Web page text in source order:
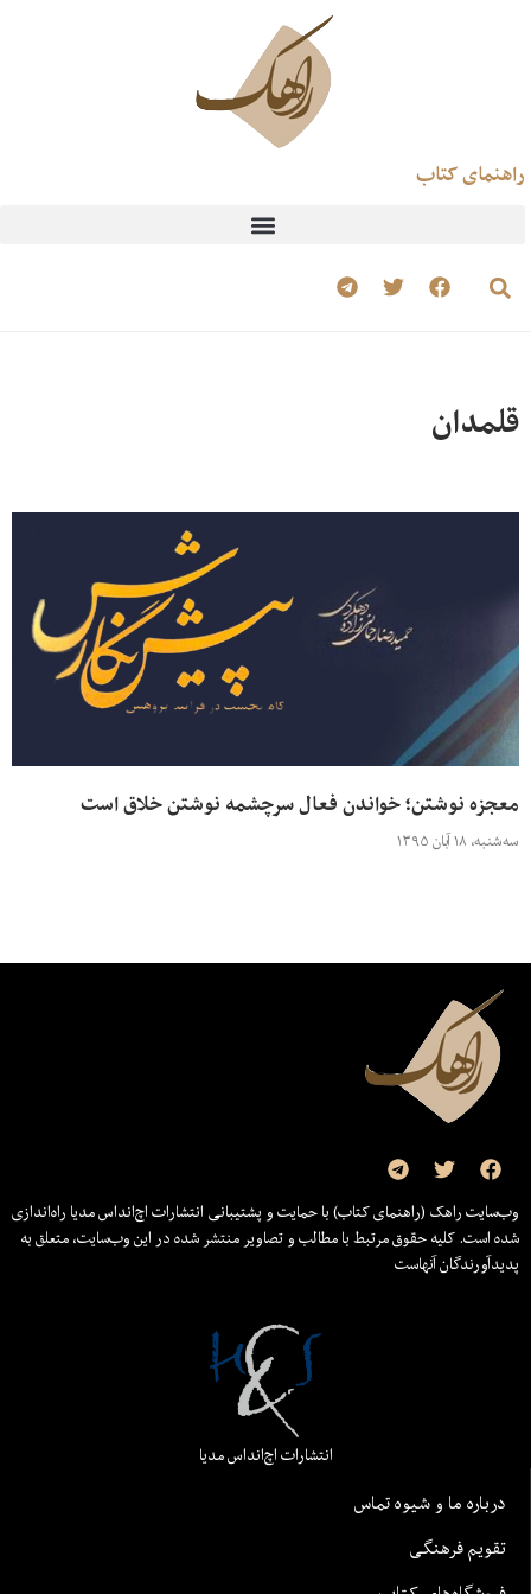
راهنمای کتاب
قلمدان
معجزه نوشتن؛ خواندن فعال سرچشمه نوشتن خلاق است
سه‌شنبه، ۱۸ آبان ۱۳۹۵
وب‌سایت راهک (راهنمای کتاب) با حمایت و پشتیبانی انتشارات اچ‌اند‌اس مدیا راه‌اندازی
شده است. کلیه حقوق مرتبط با مطالب و تصاویر منتشر شده در این وب‌سایت، متعلق به
پدیدآورندگان آنهاست
انتشارات اچ‌اند‌اس مدیا
درباره ما و شیوه تماس
تقویم فرهنگی